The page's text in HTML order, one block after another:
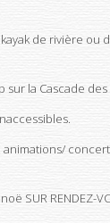
de rivière ou
la Cascade des
SUR RENDEZ-